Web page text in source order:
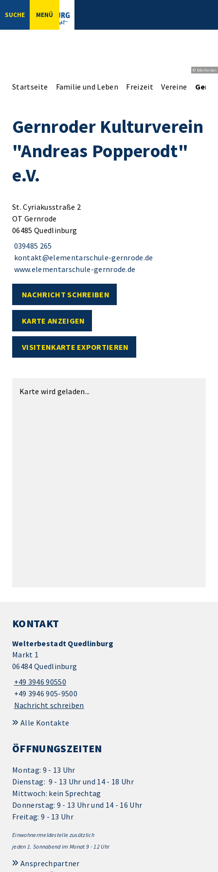
SUCHE MENÜ
© bbsferrari
Startseite Familie und Leben Freizeit Vereine
Gernroder Kulturverein
"Andreas Popperodt"
e.V.
St. Cyriakusstraße 2
OT Gernrode
06485 Quedlinburg
039485 265
kontakt@elementarschule-gernrode.de
www.elementarschule-gernrode.de
NACHRICHT SCHREIBEN
KARTE ANZEIGEN
VISITENKARTE EXPORTIEREN
Karte wird geladen...
KONTAKT
Welterbestadt Quedlinburg
Markt 1
06484 Quedlinburg
+49 3946 90550
+49 3946 905-9500
Nachricht schreiben
Alle Kontakte
ÖFFNUNGSZEITEN
Montag: 9 - 13 Uhr
Dienstag: 9 - 13 Uhr und 14 - 18 Uhr
Mittwoch: kein Sprechtag
Donnerstag: 9 - 13 Uhr und 14 - 16 Uhr
Freitag: 9 - 13 Uhr
Einwohnermeldestelle zusätzlich
jeden 1. Sonnabend im Monat 9 - 12 Uhr
Ansprechpartner